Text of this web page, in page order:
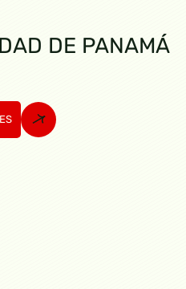
DE PANAMÁ